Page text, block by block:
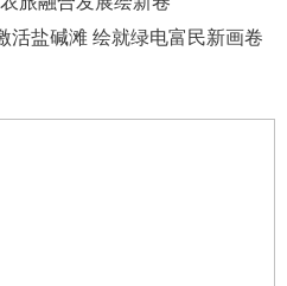
活盐碱滩 绘就绿电富民新画卷